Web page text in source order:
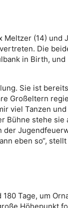
Meltzer (14) und
Die
in Birth, und
Sie ist
Großeltern
viel Tanzen und
Bühne stehe sie
der
eben so“,
Tage, um